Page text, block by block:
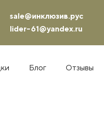
sale@инклюзив.рус
lider-61@yandex.ru
Блог Отзывы